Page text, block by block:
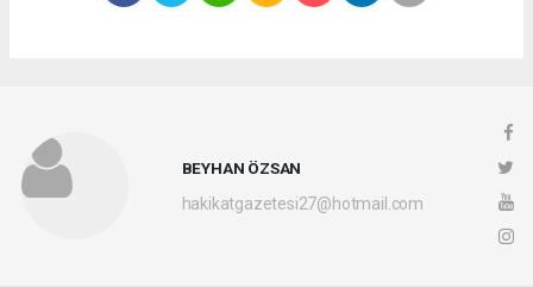
BEYHAN ÖZSAN
hakikatgazetesi27@hotmail.com